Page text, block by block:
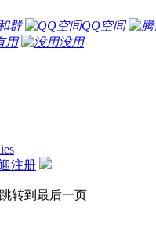
群
QQ空间
用
没用
注册
转到最后一页